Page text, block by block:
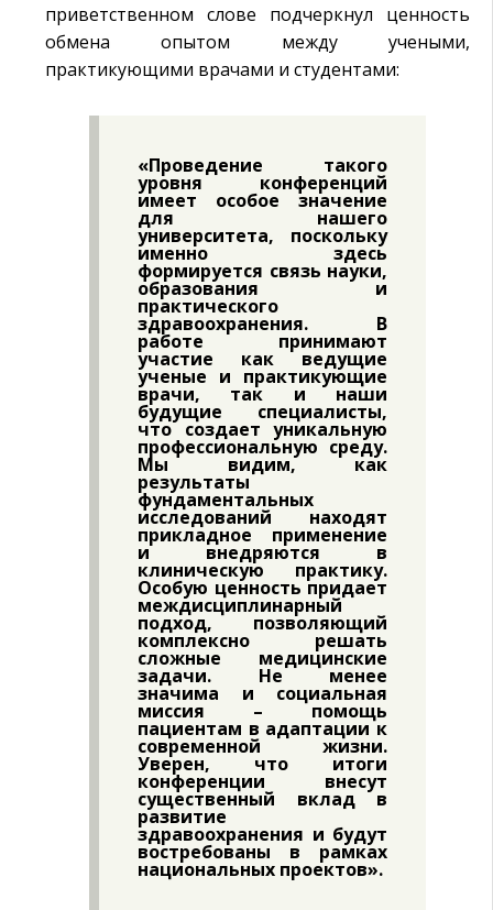
приветственном слове подчеркнул ценность
обмена опытом между учеными,
практикующими врачами и студентами:
«Проведение такого
уровня конференций
имеет особое значение
для нашего
университета, поскольку
именно здесь
формируется связь науки,
образования и
практического
здравоохранения. В
работе принимают
участие как ведущие
ученые и практикующие
врачи, так и наши
будущие специалисты,
что создает уникальную
профессиональную среду.
Мы видим, как
результаты
фундаментальных
исследований находят
прикладное применение
и внедряются в
клиническую практику.
Особую ценность придает
междисциплинарный
подход, позволяющий
комплексно решать
сложные медицинские
задачи. Не менее
значима и социальная
миссия – помощь
пациентам в адаптации к
современной жизни.
Уверен, что итоги
конференции внесут
существенный вклад в
развитие
здравоохранения и будут
востребованы в рамках
национальных проектов».